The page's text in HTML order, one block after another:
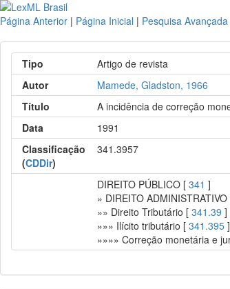
Página Anterior | Página Inicial | Pesquisa Avançada
Tipo
Artigo de revista
Autor
Mamede, Gladston, 1966
Título
A incidência de correção
Data
1991
Classificação
(CDDir)
341.3957
DIREITO PÚBLICO [341 ]
» DIREITO
»» Direito Tributário [341.39 ]
»»» Ilícito tributário [341.395 ]
»»»» Correção monetária e